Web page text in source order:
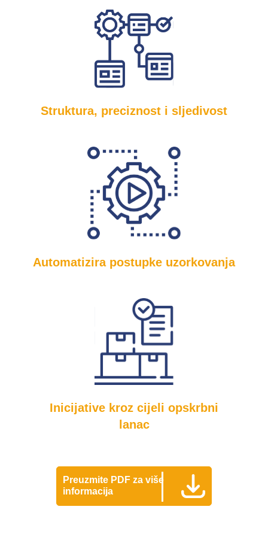
Struktura, preciznost i sljedivost
Automatizira postupke uzorkovanja
Inicijative kroz cijeli opskrbni
lanac
Preuzmite PDF za više
informacija